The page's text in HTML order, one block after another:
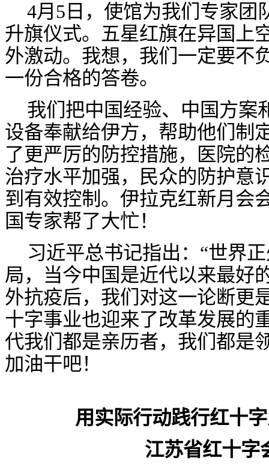
4月5日，使馆为我们专家团
升旗仪式。五星红旗在异国上
外激动。我想，我们一定要不
一份合格的答卷。
我们把中国经验、中国方案
设备奉献给伊方，帮助他们制
了更严厉的防控措施，医院的
治疗水平加强，民众的防护意
到有效控制。伊拉克红新月会
国专家帮了大忙！
习近平总书记指出： “世界
局，当今中国是近代以来最好
外抗疫后，我们对这一论断更
十字事业也迎来了改革发展的
代我们都是亲历者，我们都是
加油干吧！
用实际行动践行红十
江苏省红十字